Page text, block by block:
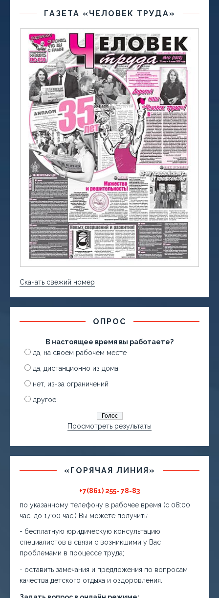
ГАЗЕТА «ЧЕЛОВЕК ТРУДА»
Скачать свежий номер
ОПРОС
В настоящее время вы работаете?
да, на своем рабочем месте
да, дистанционно из дома
нет, из-за ограничений
другое
Просмотреть результаты
«ГОРЯЧАЯ ЛИНИЯ»
+7(861) 255- 78-83
по указанному телефону в рабочее время (с 08:00
час. до 17:00 час.) Вы можете получить:
- бесплатную юридическую консультацию
специалистов в связи с возникшими у Вас
проблемами в процессе труда;
- оставить замечания и предложения по вопросам
качества детского отдыха и оздоровления.